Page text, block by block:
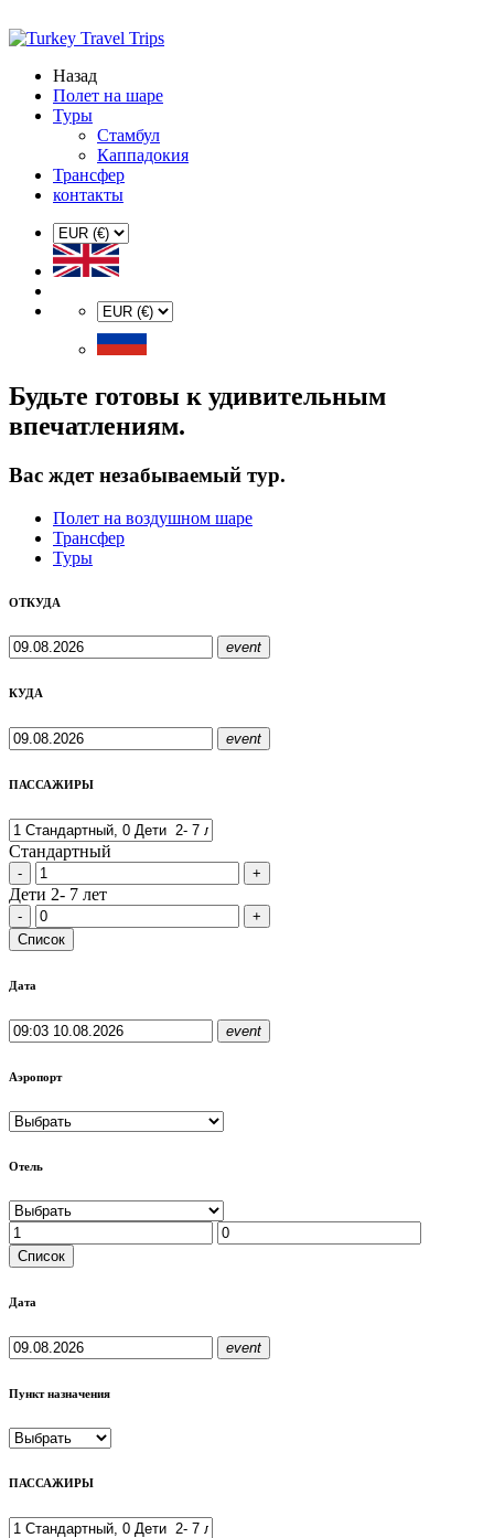
Назад
Полет на шаре
Туры
Стамбул
Каппадокия
Трансфер
контакты
Будьте готовы к удивительным
впечатлениям.
Вас ждет незабываемый тур.
Полет на воздушном шаре
Трансфер
Туры
ОТКУДА
event
КУДА
event
ПАССАЖИРЫ
Стандартный
- +
Дети 2- 7 лет
-
+
Cписок
Дата
event
Аэропорт
Отель
Cписок
Дата
event
Пункт назначения
ПАССАЖИРЫ